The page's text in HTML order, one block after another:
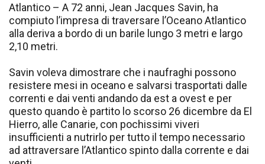
Atlantico – A 72 anni, Jean Jacques Savin, ha
compiuto l’impresa di traversare l’Oceano Atlantico
alla deriva a bordo di un barile lungo 3 metri e largo
2,10 metri.
Savin voleva dimostrare che i naufraghi possono
resistere mesi in oceano e salvarsi trasportati dalle
correnti e dai venti andando da est a ovest e per
questo quando è partito lo scorso 26 dicembre da El
Hierro, alle Canarie, con pochissimi viveri
insufficienti a nutrirlo per tutto il tempo necessario
ad attraversare l’Atlantico spinto dalla corrente e dai